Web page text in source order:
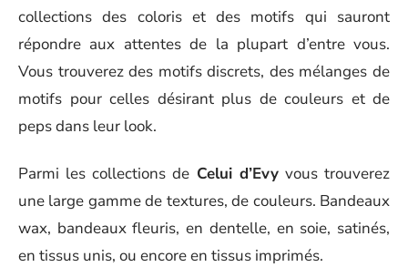
collections des coloris et des motifs qui sauront
répondre aux attentes de la plupart d’entre vous.
Vous trouverez des motifs discrets, des mélanges de
motifs pour celles désirant plus de couleurs et de
peps dans leur look.
Parmi les collections de Celui d’Evyvous trouverez
une large gamme de textures, de couleurs. Bandeaux
wax, bandeaux fleuris, en dentelle, en soie, satinés,
en tissus unis, ou encore en tissus imprimés.